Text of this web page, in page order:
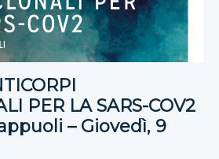
PER LA SARS-COV2
– Giovedì, 9